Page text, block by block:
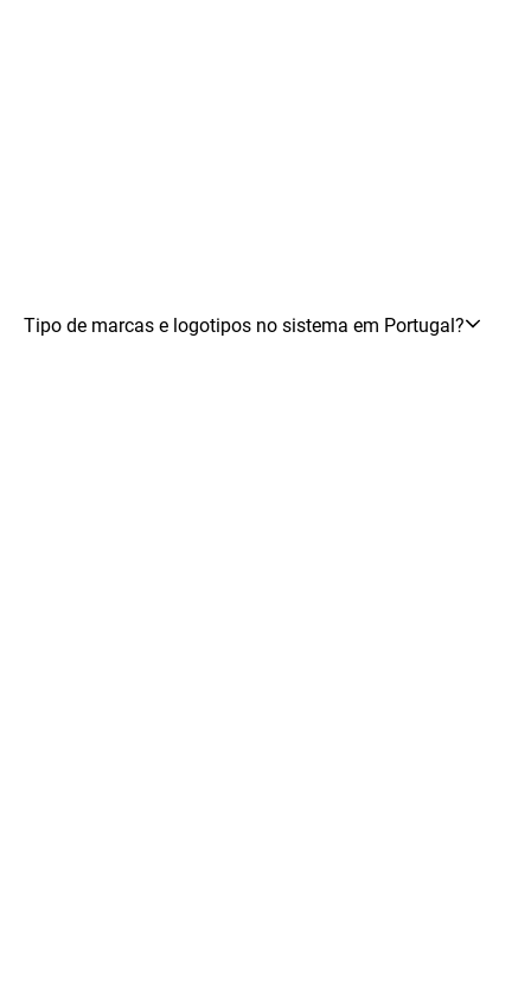
Tipo de marcas e logotipos no sistema em Portugal?